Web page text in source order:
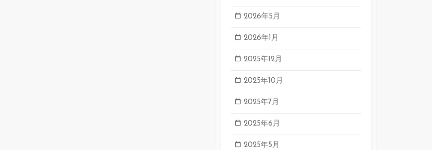
2026年5月
2026年1月
2025年12月
2025年10月
2025年7月
2025年6月
2025年5月